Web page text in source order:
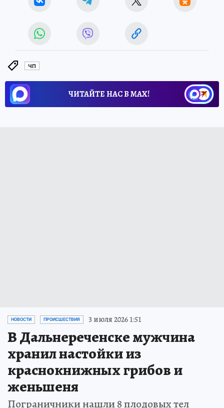
ЧП
ЧИТАЙТЕ НАС В МАХ!
НОВОСТИ ПРОИСШЕСТВИЯ 3 июля 2026 1:51
В Дальнереченске мужчина
хранил настойки из
краснокнижных грибов и
женьшеня
Пограничники нашли 8 плодовых тел